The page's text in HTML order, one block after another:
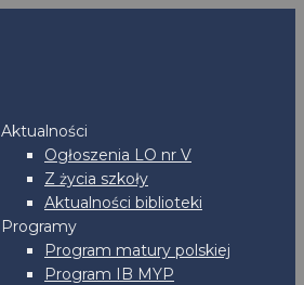
Aktualności
Ogłoszenia LO nr V
Z życia szkoły
Aktualności biblioteki
Programy
Program matury polskiej
Program IB MYP